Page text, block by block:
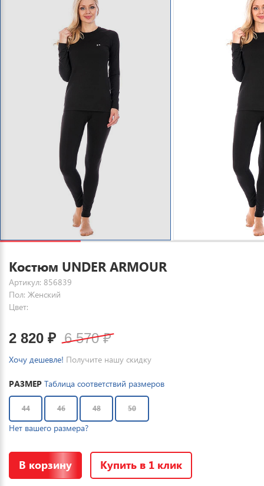
Костюм UNDER ARMOUR
Артикул: 856839
Пол: Женский
Цвет:
2 820 ₽ 6 570₽
Хочу дешевле! Получите нашу скидку
РАЗМЕР Таблица соответствий размеров
44 46 48 50
Нет вашего размера?
В корзину Купить в 1 клик